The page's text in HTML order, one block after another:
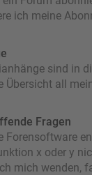
ich meine
sind in
Übersicht all
Fragen
Forensoftware
x oder y
mich wenden,